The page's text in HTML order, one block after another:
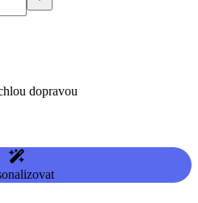
dopravou